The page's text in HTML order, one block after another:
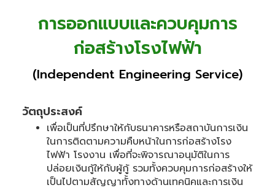
การออกแบบและควบคุมการ
ก่อสร้างโรงไฟฟ้า
(Independent Engineering Service)
วัตถุประสงค์
เพื่อเป็นที่ปรึกษาให้กับธนาคารหรือสถาบันการเงิน
ในการติดตามความคืบหน้าในการก่อสร้างโรง
ไฟฟ้า โรงงาน เพื่อที่จะพิจารณาอนุมัติในการ
ปล่อยเงินกู้ให้กับผู้กู้ รวมทั้งควบคุมการก่อสร้างให้
เป็นไปตามสัญญาทั้งทางด้านเทคนิคและการเงิน